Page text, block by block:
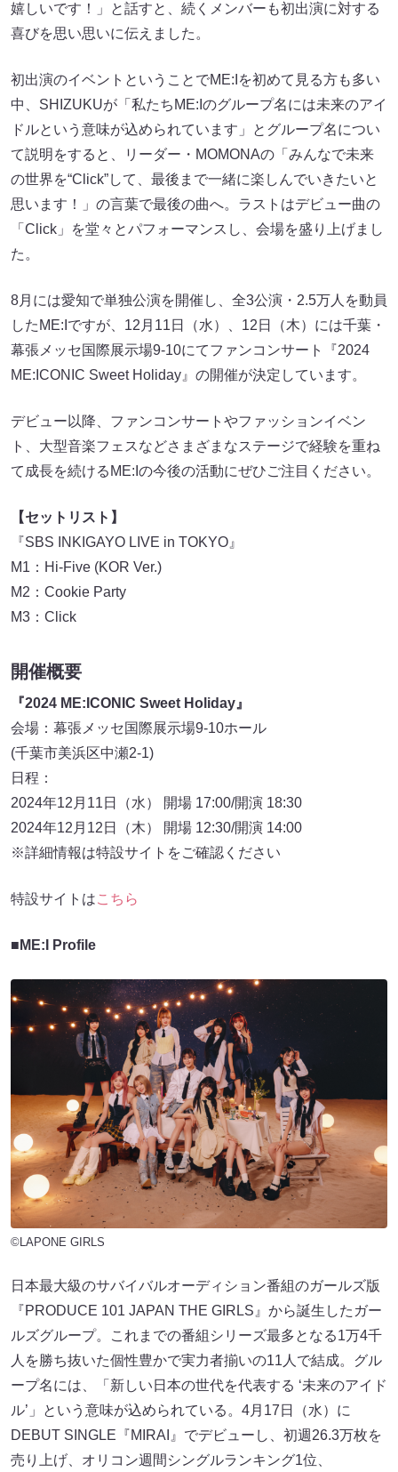
嬉しいです！」と話すと、続くメンバーも初出演に対する
喜びを思い思いに伝えました。
初出演のイベントということでME:Iを初めて見る方も多い
中、SHIZUKUが「私たちME:Iのグループ名には未来のアイ
ドルという意味が込められています」とグループ名につい
て説明をすると、リーダー・MOMONAの「みんなで未来
の世界を“Click”して、最後まで一緒に楽しんでいきたいと
思います！」の言葉で最後の曲へ。ラストはデビュー曲の
「Click」を堂々とパフォーマンスし、会場を盛り上げまし
た。
8月には愛知で単独公演を開催し、全3公演・2.5万人を動員
したME:Iですが、12月11日（水）、12日（木）には千葉・
幕張メッセ国際展示場9-10にてファンコンサート『2024
ME:ICONIC Sweet Holiday』の開催が決定しています。
デビュー以降、ファンコンサートやファッションイベン
ト、大型音楽フェスなどさまざまなステージで経験を重ね
て成長を続けるME:Iの今後の活動にぜひご注目ください。
【セットリスト】
『SBS INKIGAYO LIVE in TOKYO』
M1：Hi-Five (KOR Ver.)
M2：Cookie Party
M3：Click
開催概要
『2024 ME:ICONIC Sweet Holiday』
会場：幕張メッセ国際展示場9-10ホール
(千葉市美浜区中瀬2-1)
日程：
2024年12月11日（水） 開場 17:00/開演 18:30
2024年12月12日（木） 開場 12:30/開演 14:00
※詳細情報は特設サイトをご確認ください
特設サイトはこちら
■ME:I Profile
©LAPONE GIRLS
日本最大級のサバイバルオーディション番組のガールズ版
『PRODUCE 101 JAPAN THE GIRLS』から誕生したガー
ルズグループ。これまでの番組シリーズ最多となる1万4千
人を勝ち抜いた個性豊かで実力者揃いの11人で結成。グル
ープ名には、「新しい日本の世代を代表する ‘未来のアイド
ル’」という意味が込められている。4月17日（水）に
DEBUT SINGLE『MIRAI』でデビューし、初週26.3万枚を
売り上げ、オリコン週間シングルランキング1位、